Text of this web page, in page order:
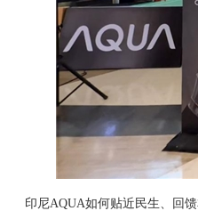
印尼AQUA如何贴近民生、回